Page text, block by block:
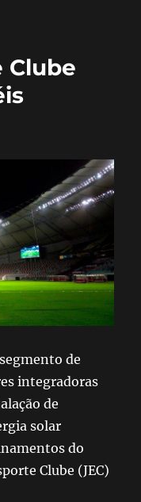
Clube
de
integradoras
de
solar
do
Clube (JEC)